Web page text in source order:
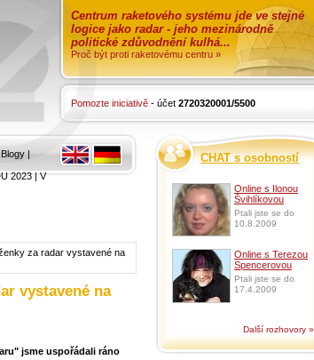
Centrum raketového systému jde ve stejné
logice jako radar - jeho mezinárodně
politické zdůvodnění kulhá...
Proč být proti raketovému centru »
Pomozte iniciativě - účet 2720320001/5500
Blogy |
2023|V
za radar vystavené na
vystavené na
jsme uspořádali ráno
CHAT s osobností
Online s Ilonou
Švihlíkovou
Ptali jste se do
10.8.2009
Online s Terezou
Spencerovou
Ptali jste se do
17.4.2009
Další rozhovory »